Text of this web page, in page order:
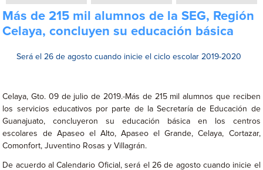
Más de 215 mil alumnos de la SEG, Región
Celaya, concluyen su educación básica
Será el 26 de agosto cuando inicie el ciclo escolar 2019-2020
Celaya, Gto. 09 de julio de 2019.-Más de 215 mil alumnos que reciben
los servicios educativos por parte de la Secretaría de Educación de
Guanajuato, concluyeron su educación básica en los centros
escolares de Apaseo el Alto, Apaseo el Grande, Celaya, Cortazar,
Comonfort, Juventino Rosas y Villagrán.
De acuerdo al Calendario Oficial, será el 26 de agosto cuando inicie el